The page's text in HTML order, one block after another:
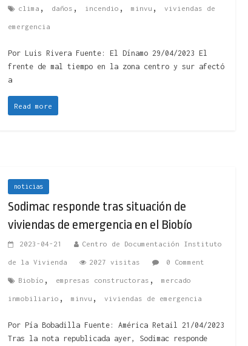
clima , daños , incendio ,minvu ,viviendas de
emergencia
Por Luis Rivera Fuente: El Dínamo 29/04/2023 El
frente de mal tiempo en la zona centro y sur afectó
a
Read more
noticias
Sodimac responde tras situación de
viviendas de emergencia en el Biobío
2023-04-21 Centro de Documentación Instituto
de la Vivienda 2027 visitas 0 Comment
Biobío , empresas constructoras ,mercado
inmobiliario ,minvu ,viviendas de emergencia
Por Pía Bobadilla Fuente: América Retail 21/04/2023
Tras la nota republicada ayer, Sodimac responde